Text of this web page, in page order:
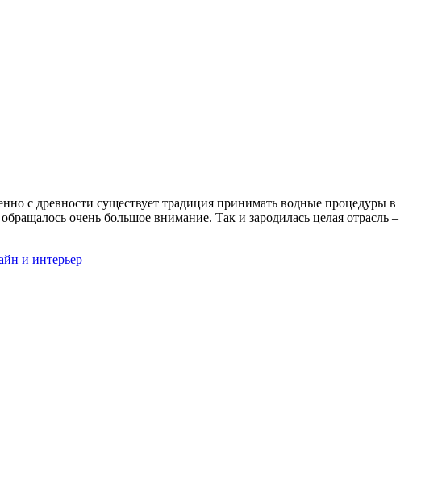
с древности существует традиция принимать водные процедуры в
очень большое внимание. Так и зародилась целая отрасль –
и интерьер